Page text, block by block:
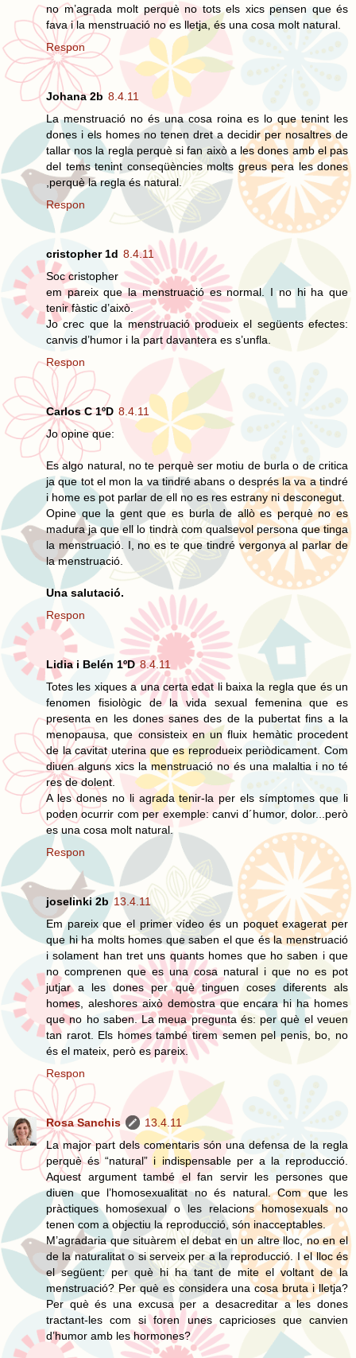
no m’agrada molt perquè no tots els xics pensen que és
fava i la menstruació no es lletja, és una cosa molt natural.
Respon
Johana 2b 8.4.11
La menstruació no és una cosa roina es lo que tenint les
dones i els homes no tenen dret a decidir per nosaltres de
tallar nos la regla perquè si fan això a les dones amb el pas
del tems tenint conseqüències molts greus pera les dones
,perquè la regla és natural.
Respon
cristopher 1d 8.4.11
Soc cristopher
em pareix que la menstruació es normal. I no hi ha que
tenir fàstic d’això.
Jo crec que la menstruació produeix el següents efectes:
canvis d’humor i la part davantera es s’unfla.
Respon
Carlos C 1ºD 8.4.11
Jo opine que:
Es algo natural, no te perquè ser motiu de burla o de critica
ja que tot el mon la va tindré abans o després la va a tindré
i home es pot parlar de ell no es res estrany ni desconegut.
Opine que la gent que es burla de allò es perquè no es
madura ja que ell lo tindrà com qualsevol persona que tinga
la menstruació. I, no es te que tindré vergonya al parlar de
la menstruació.
Una salutació.
Respon
Lidia i Belén 1ºD 8.4.11
Totes les xiques a una certa edat li baixa la regla que és un
fenomen fisiològic de la vida sexual femenina que es
presenta en les dones sanes des de la pubertat fins a la
menopausa, que consisteix en un fluix hemàtic procedent
de la cavitat uterina que es reprodueix periòdicament. Com
diuen alguns xics la menstruació no és una malaltia i no té
res de dolent.
A les dones no li agrada tenir-la per els símptomes que li
poden ocurrir com per exemple: canvi d´humor, dolor...però
es una cosa molt natural.
Respon
joselinki 2b 13.4.11
Em pareix que el primer vídeo és un poquet exagerat per
que hi ha molts homes que saben el que és la menstruació
i solament han tret uns quants homes que ho saben i que
no comprenen que es una cosa natural i que no es pot
jutjar a les dones per què tinguen coses diferents als
homes, aleshores això demostra que encara hi ha homes
que no ho saben. La meua pregunta és: per què el veuen
tan rarot. Els homes també tirem semen pel penis, bo, no
és el mateix, però es pareix.
Respon
Rosa Sanchis
13.4.11
La major part dels comentaris són una defensa de la regla
perquè és “natural” i indispensable per a la reproducció.
Aquest argument també el fan servir les persones que
diuen que l’homosexualitat no és natural. Com que les
pràctiques homosexual o les relacions homosexuals no
tenen com a objectiu la reproducció, són inacceptables.
M’agradaria que situàrem el debat en un altre lloc, no en el
de la naturalitat o si serveix per a la reproducció. I el lloc és
el següent: per què hi ha tant de mite el voltant de la
menstruació? Per què es considera una cosa bruta i lletja?
Per què és una excusa per a desacreditar a les dones
tractant-les com si foren unes capricioses que canvien
d’humor amb les hormones?